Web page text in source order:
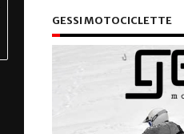
GESSI MOTOCICLETTE